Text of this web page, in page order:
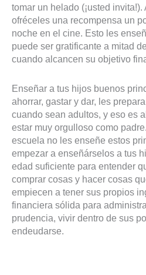
tomar un helado (¡usted invita!).
ofréceles una recompensa un
noche en el cine. Esto les
puede ser gratificante a mitad
cuando alcancen su objetivo
Enseñar a tus hijos buenos
ahorrar, gastar y dar, les
cuando sean adultos, y eso es
estar muy orgulloso como
escuela no les enseñe estos
empezar a enseñárselos a tus
edad suficiente para entender
comprar cosas y hacer cosas
empiecen a tener sus propios
financiera sólida para
prudencia, vivir dentro de sus
endeudarse.